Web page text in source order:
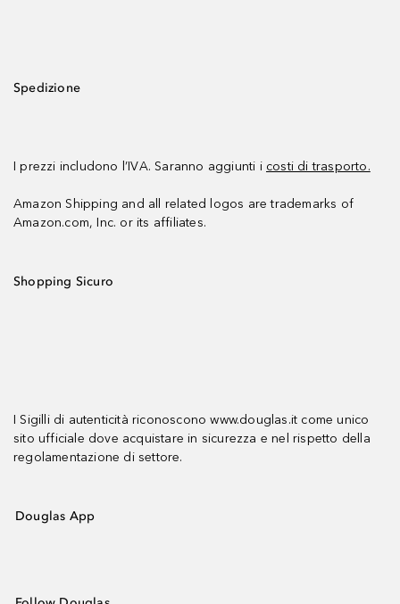
Spedizione
I prezzi includono l’IVA. Saranno aggiunti i costi di trasporto.
Amazon Shipping and all related logos are trademarks of
Amazon.com, Inc. or its affiliates.
Shopping Sicuro
I Sigilli di autenticità riconoscono www.douglas.it come unico
sito ufficiale dove acquistare in sicurezza e nel rispetto della
regolamentazione di settore.
Douglas App